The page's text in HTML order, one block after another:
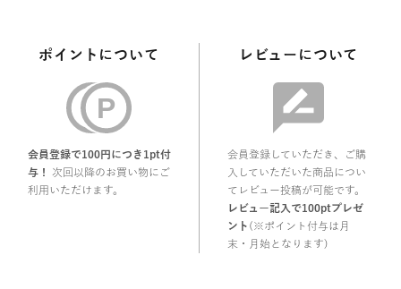
ポイントについて
会員登録で100円につき1pt付
与！ 次回以降のお買い物にご
利用いただけます。
レビューについて
会員登録していただき、ご購
入していただいた商品につい
てレビュー投稿が可能です。
レビュー記入で100ptプレゼ
ント (※ポイント付与は月
末・月始となります)